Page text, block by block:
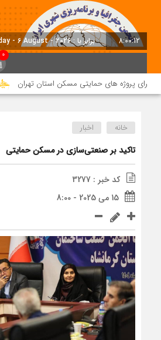
8:00:13 برابر با : Thursday - 6 August - 2026
0
پروژه های حمایتی مسکن استان تهران
خانه اخبار
تاکید بر صنعتی‌سازی در مسکن حمایتی
کد خبر : 3277
15 می 2025 - 8:00